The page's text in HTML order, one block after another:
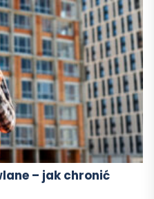
– jak chronić